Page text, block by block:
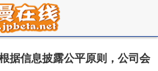
据信息披露公平原则，公司会